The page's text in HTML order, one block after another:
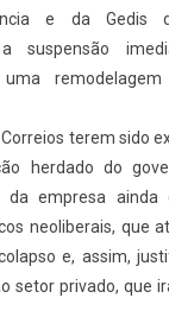
e da Gedis
a suspensão
terem sido
herdado do
da empresa ainda
neoliberais, que
e, assim,
setor privado, que